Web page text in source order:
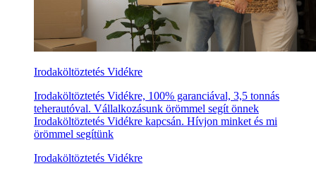
Irodaköltöztetés Vidékre
Irodaköltöztetés Vidékre, 100% garanciával, 3,5 tonnás
teherautóval. Vállalkozásunk örömmel segít önnek
Irodaköltöztetés Vidékre kapcsán. Hívjon minket és mi
örömmel segítünk
Irodaköltöztetés Vidékre